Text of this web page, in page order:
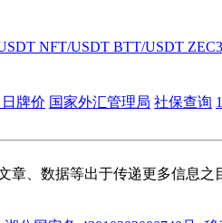
NFT/USDT BTT/USDT
牌价 国家外汇管理局 社保查询
章、数据等出于传递更多信息